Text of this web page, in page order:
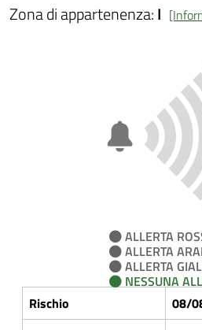
Zona di appartenenza:I
ALLERTA
ALLERTA
ALLERTA
NESSUNA
Rischio
08/